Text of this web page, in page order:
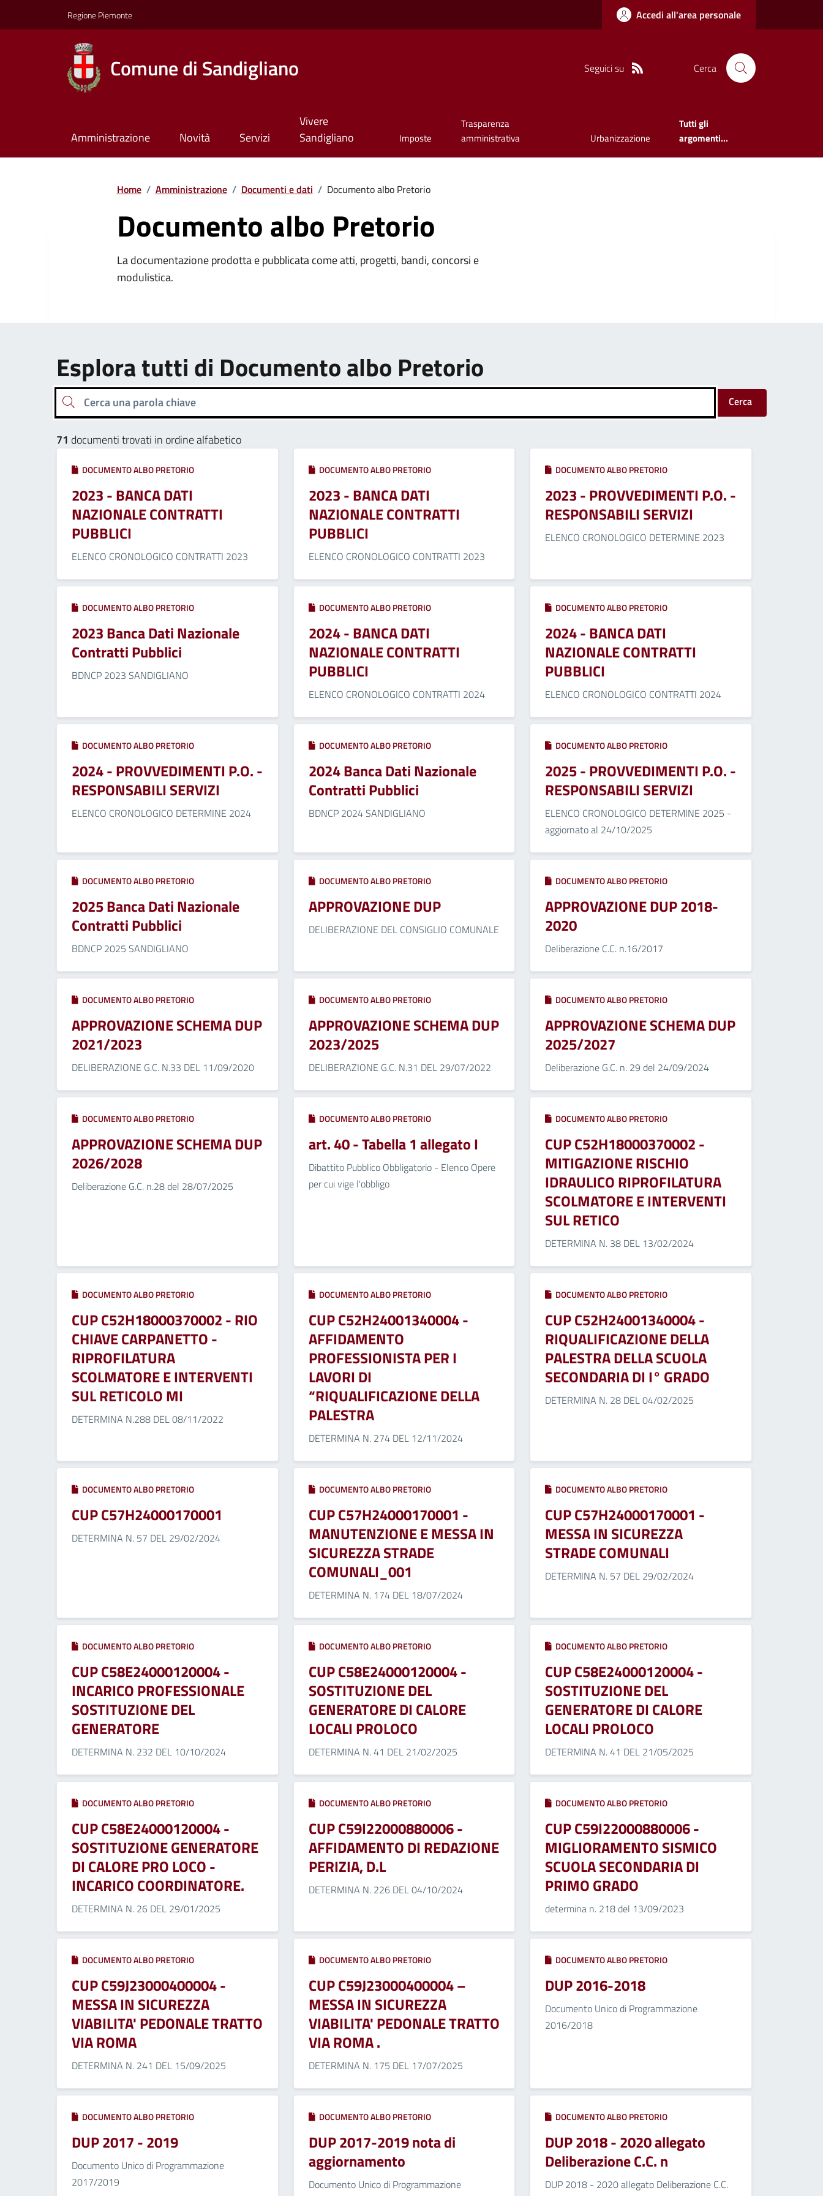
Regione Piemonte Accedi all'area personale
Comune di Sandigliano Seguici su Cerca
Amministrazione Novità Servizi
Vivere
Sandigliano
Imposte
Trasparenza
amministrativa
Urbanizzazione
Tutti gli
argomenti...
Home / Amministrazione / Documenti e dati / Documento albo Pretorio
Documento albo Pretorio
La documentazione prodotta e pubblicata come atti, progetti, bandi, concorsi e
modulistica.
Esplora tutti di Documento albo Pretorio
Cerca una parola chiave Cerca
71 documenti trovati in ordine alfabetico
DOCUMENTO ALBO PRETORIO
2023 - BANCA DATI
NAZIONALE CONTRATTI
PUBBLICI
ELENCO CRONOLOGICO CONTRATTI 2023
DOCUMENTO ALBO PRETORIO
2023 - BANCA DATI
NAZIONALE CONTRATTI
PUBBLICI
ELENCO CRONOLOGICO CONTRATTI 2023
DOCUMENTO ALBO PRETORIO
2023 - PROVVEDIMENTI P.O. -
RESPONSABILI SERVIZI
ELENCO CRONOLOGICO DETERMINE 2023
DOCUMENTO ALBO PRETORIO
2023 Banca Dati Nazionale
Contratti Pubblici
BDNCP 2023 SANDIGLIANO
DOCUMENTO ALBO PRETORIO
2024 - BANCA DATI
NAZIONALE CONTRATTI
PUBBLICI
ELENCO CRONOLOGICO CONTRATTI 2024
DOCUMENTO ALBO PRETORIO
2024 - BANCA DATI
NAZIONALE CONTRATTI
PUBBLICI
ELENCO CRONOLOGICO CONTRATTI 2024
DOCUMENTO ALBO PRETORIO
2024 - PROVVEDIMENTI P.O. -
RESPONSABILI SERVIZI
ELENCO CRONOLOGICO DETERMINE 2024
DOCUMENTO ALBO PRETORIO
2024 Banca Dati Nazionale
Contratti Pubblici
BDNCP 2024 SANDIGLIANO
DOCUMENTO ALBO PRETORIO
2025 - PROVVEDIMENTI P.O. -
RESPONSABILI SERVIZI
ELENCO CRONOLOGICO DETERMINE 2025 -
aggiornato al 24/10/2025
DOCUMENTO ALBO PRETORIO
2025 Banca Dati Nazionale
Contratti Pubblici
BDNCP 2025 SANDIGLIANO
DOCUMENTO ALBO PRETORIO
APPROVAZIONE DUP
DELIBERAZIONE DEL CONSIGLIO COMUNALE
DOCUMENTO ALBO PRETORIO
APPROVAZIONE DUP 2018-
2020
Deliberazione C.C. n.16/2017
DOCUMENTO ALBO PRETORIO
APPROVAZIONE SCHEMA DUP
2021/2023
DELIBERAZIONE G.C. N.33 DEL 11/09/2020
DOCUMENTO ALBO PRETORIO
APPROVAZIONE SCHEMA DUP
2023/2025
DELIBERAZIONE G.C. N.31 DEL 29/07/2022
DOCUMENTO ALBO PRETORIO
APPROVAZIONE SCHEMA DUP
2025/2027
Deliberazione G.C. n. 29 del 24/09/2024
DOCUMENTO ALBO PRETORIO
APPROVAZIONE SCHEMA DUP
2026/2028
Deliberazione G.C. n.28 del 28/07/2025
DOCUMENTO ALBO PRETORIO
art. 40 - Tabella 1 allegato I
Dibattito Pubblico Obbligatorio - Elenco Opere
per cui vige l'obbligo
DOCUMENTO ALBO PRETORIO
CUP C52H18000370002 -
MITIGAZIONE RISCHIO
IDRAULICO RIPROFILATURA
SCOLMATORE E INTERVENTI
SUL RETICO
DETERMINA N. 38 DEL 13/02/2024
DOCUMENTO ALBO PRETORIO
CUP C52H18000370002 - RIO
CHIAVE CARPANETTO -
RIPROFILATURA
SCOLMATORE E INTERVENTI
SUL RETICOLO MI
DETERMINA N.288 DEL 08/11/2022
DOCUMENTO ALBO PRETORIO
CUP C52H24001340004 -
AFFIDAMENTO
PROFESSIONISTA PER I
LAVORI DI
“RIQUALIFICAZIONE DELLA
PALESTRA
DETERMINA N. 274 DEL 12/11/2024
DOCUMENTO ALBO PRETORIO
CUP C52H24001340004 -
RIQUALIFICAZIONE DELLA
PALESTRA DELLA SCUOLA
SECONDARIA DI I° GRADO
DETERMINA N. 28 DEL 04/02/2025
DOCUMENTO ALBO PRETORIO
CUP C57H24000170001
DETERMINA N. 57 DEL 29/02/2024
DOCUMENTO ALBO PRETORIO
CUP C57H24000170001 -
MANUTENZIONE E MESSA IN
SICUREZZA STRADE
COMUNALI_001
DETERMINA N. 174 DEL 18/07/2024
DOCUMENTO ALBO PRETORIO
CUP C57H24000170001 -
MESSA IN SICUREZZA
STRADE COMUNALI
DETERMINA N. 57 DEL 29/02/2024
DOCUMENTO ALBO PRETORIO
CUP C58E24000120004 -
INCARICO PROFESSIONALE
SOSTITUZIONE DEL
GENERATORE
DETERMINA N. 232 DEL 10/10/2024
DOCUMENTO ALBO PRETORIO
CUP C58E24000120004 -
SOSTITUZIONE DEL
GENERATORE DI CALORE
LOCALI PROLOCO
DETERMINA N. 41 DEL 21/02/2025
DOCUMENTO ALBO PRETORIO
CUP C58E24000120004 -
SOSTITUZIONE DEL
GENERATORE DI CALORE
LOCALI PROLOCO
DETERMINA N. 41 DEL 21/05/2025
DOCUMENTO ALBO PRETORIO
CUP C58E24000120004 -
SOSTITUZIONE GENERATORE
DI CALORE PRO LOCO -
INCARICO COORDINATORE.
DETERMINA N. 26 DEL 29/01/2025
DOCUMENTO ALBO PRETORIO
CUP C59I22000880006 -
AFFIDAMENTO DI REDAZIONE
PERIZIA, D.L
DETERMINA N. 226 DEL 04/10/2024
DOCUMENTO ALBO PRETORIO
CUP C59I22000880006 -
MIGLIORAMENTO SISMICO
SCUOLA SECONDARIA DI
PRIMO GRADO
determina n. 218 del 13/09/2023
DOCUMENTO ALBO PRETORIO
CUP C59J23000400004 -
MESSA IN SICUREZZA
VIABILITA' PEDONALE TRATTO
VIA ROMA
DETERMINA N. 241 DEL 15/09/2025
DOCUMENTO ALBO PRETORIO
CUP C59J23000400004 –
MESSA IN SICUREZZA
VIABILITA' PEDONALE TRATTO
VIA ROMA .
DETERMINA N. 175 DEL 17/07/2025
DOCUMENTO ALBO PRETORIO
DUP 2016-2018
Documento Unico di Programmazione
2016/2018
DOCUMENTO ALBO PRETORIO
DUP 2017 - 2019
Documento Unico di Programmazione
2017/2019
DOCUMENTO ALBO PRETORIO
DUP 2017-2019 nota di
aggiornamento
Documento Unico di Programmazione
DOCUMENTO ALBO PRETORIO
DUP 2018 - 2020 allegato
Deliberazione C.C. n
DUP 2018 - 2020 allegato Deliberazione C.C.